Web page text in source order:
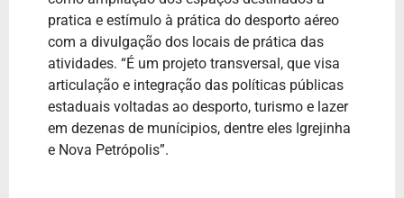
pratica e estímulo à prática do desporto aéreo
com a divulgação dos locais de prática das
atividades. “É um projeto transversal, que visa
articulação e integração das políticas públicas
estaduais voltadas ao desporto, turismo e lazer
em dezenas de munícipios, dentre eles Igrejinha
e Nova Petrópolis”.